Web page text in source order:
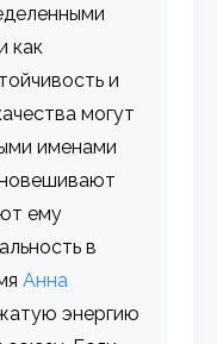
как
и
могут
именами
ему
в
Анна
энергию